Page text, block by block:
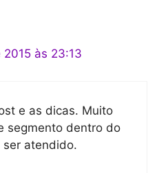
às 23:13
e as dicas. Muito
segmento dentro do
ser atendido.